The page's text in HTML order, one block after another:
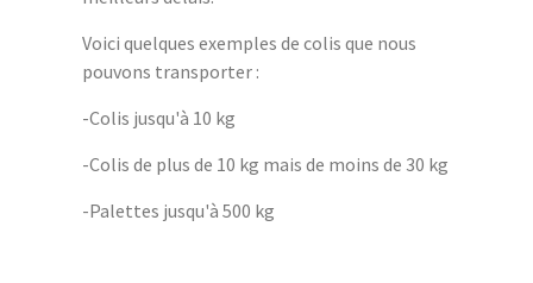
Voici quelques exemples de colis que nous
pouvons transporter :
-Colis jusqu'à 10 kg
-Colis de plus de 10 kg mais de moins de 30 kg
-Palettes jusqu'à 500 kg